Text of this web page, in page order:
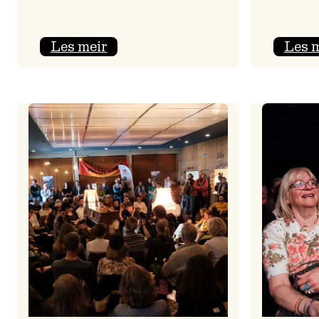
Les meir:
–
3.
joledag
Les